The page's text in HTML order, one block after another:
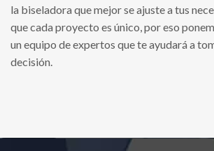
la biseladora que mejor se ajuste a tus
que cada proyecto es único, por eso
un equipo de expertos que te ayudará a
decisión.